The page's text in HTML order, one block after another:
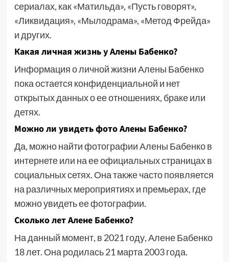
сериалах, как «Матильда», «Пусть говорят»,
«Ликвидация», «Мылодрама», «Метод Фрейда»
и других.
Какая личная жизнь у Алены Бабенко?
Информация о личной жизни Алены Бабенко
пока остается конфиденциальной и нет
открытых данных о ее отношениях, браке или
детях.
Можно ли увидеть фото Алены Бабенко?
Да, можно найти фотографии Алены Бабенко в
интернете или на ее официальных страницах в
социальных сетях. Она также часто появляется
на различных мероприятиях и премьерах, где
можно увидеть ее фотографии.
Сколько лет Алене Бабенко?
На данный момент, в 2021 году, Алене Бабенко
18 лет. Она родилась 21 марта 2003 года.